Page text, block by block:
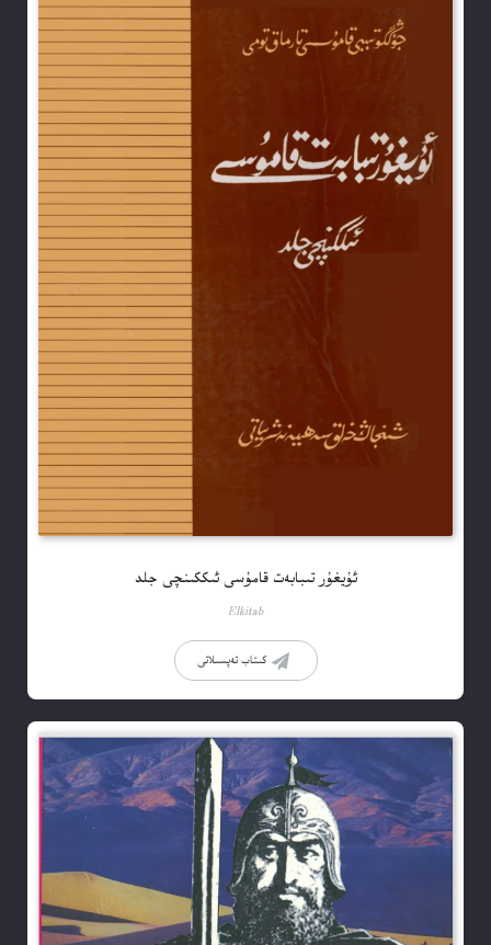
ئۇيغۇر تىبابەت قامۇسى ئىككىنچى جلد
Elkitab
كىتاب تەپسىلاتى